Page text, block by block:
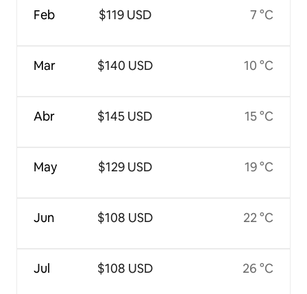
Feb
Mar
Abr
May
Jun
Jul
$119 USD
$140 USD
$145 USD
$129 USD
$108 USD
$108 USD
7 °C
10 °C
15 °C
19 °C
22 °C
26 °C